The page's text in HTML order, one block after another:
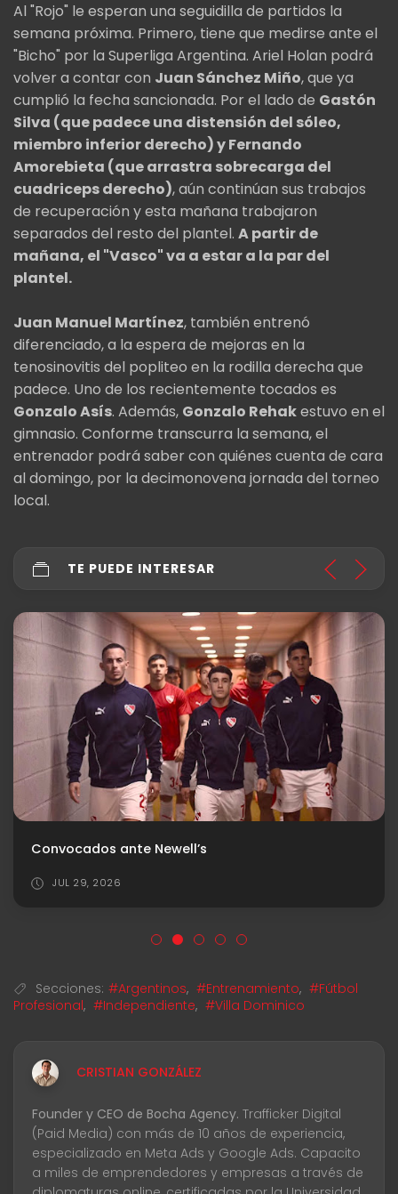
Al "Rojo" le esperan una seguidilla de partidos la
semana próxima. Primero, tiene que medirse ante el
"Bicho" por la Superliga Argentina. Ariel Holan podrá
volver a contar con Juan Sánchez Miño, que ya
cumplió la fecha sancionada. Por el lado de Gastón
Silva (que padece una distensión del sóleo,
miembro inferior derecho) y Fernando
Amorebieta (que arrastra sobrecarga del
cuadriceps derecho), aún continúan sus trabajos
de recuperación y esta mañana trabajaron
separados del resto del plantel. A partir de
mañana, el "Vasco" va a estar a la par del
plantel.
Juan Manuel Martínez, también entrenó
diferenciado, a la espera de mejoras en la
tenosinovitis del popliteo en la rodilla derecha que
padece. Uno de los recientemente tocados es
Gonzalo Asís. Además, Gonzalo Rehakestuvo en el
gimnasio. Conforme transcurra la semana, el
entrenador podrá saber con quiénes cuenta de cara
al domingo, por la decimonovena jornada del torneo
local.
TE PUEDE INTERESAR
Convocados ante Newell’s
JUL 29, 2026
Secciones: #Argentinos, #Entrenamiento, #Fútbol
Profesional, #Independiente, #Villa Dominico
CRISTIAN GONZÁLEZ
Founder y CEO de Bocha Agency. Trafficker Digital
(Paid Media) con más de 10 años de experiencia,
especializado en Meta Ads y Google Ads. Capacito
a miles de emprendedores y empresas a través de